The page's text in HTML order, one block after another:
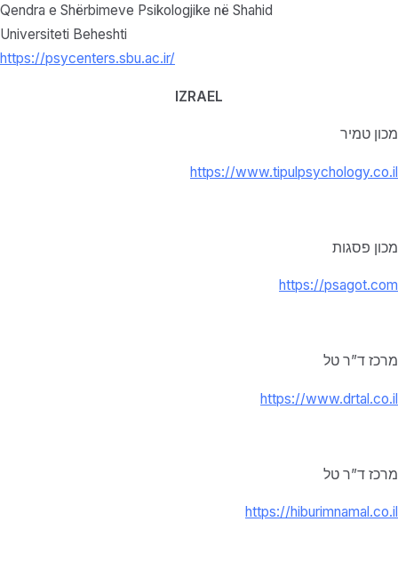
Qendra e Shërbimeve Psikologjike në Shahid
Universiteti Beheshti
https://psycenters.sbu.ac.ir/
IZRAEL
מכון טמיר
https://www.tipulpsychology.co.il
מכון פסגות
https://psagot.com
מרכז ד”ר טל
https://www.drtal.co.il
מרכז ד”ר טל
https://hiburimnamal.co.il